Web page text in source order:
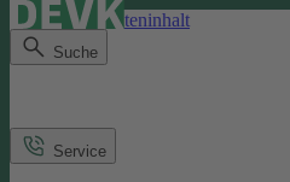
Direkt zum Seiteninhalt
Suche
Service